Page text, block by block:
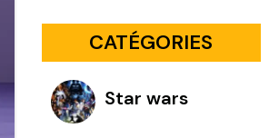
CATÉGORIES
Star wars